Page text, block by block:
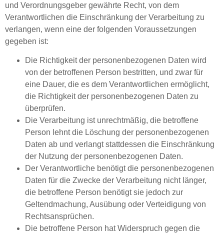
und Verordnungsgeber gewährte Recht, von dem
Verantwortlichen die Einschränkung der Verarbeitung zu
verlangen, wenn eine der folgenden Voraussetzungen
gegeben ist:
Die Richtigkeit der personenbezogenen Daten wird
von der betroffenen Person bestritten, und zwar für
eine Dauer, die es dem Verantwortlichen ermöglicht,
die Richtigkeit der personenbezogenen Daten zu
überprüfen.
Die Verarbeitung ist unrechtmäßig, die betroffene
Person lehnt die Löschung der personenbezogenen
Daten ab und verlangt stattdessen die Einschränkung
der Nutzung der personenbezogenen Daten.
Der Verantwortliche benötigt die personenbezogenen
Daten für die Zwecke der Verarbeitung nicht länger,
die betroffene Person benötigt sie jedoch zur
Geltendmachung, Ausübung oder Verteidigung von
Rechtsansprüchen.
Die betroffene Person hat Widerspruch gegen die